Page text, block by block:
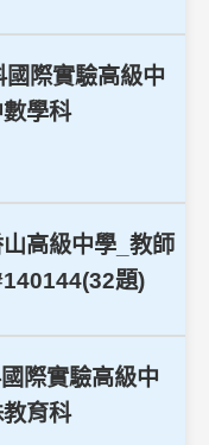
際實驗高級中
學科
高級中學_教師
題)
際實驗高級中
育科